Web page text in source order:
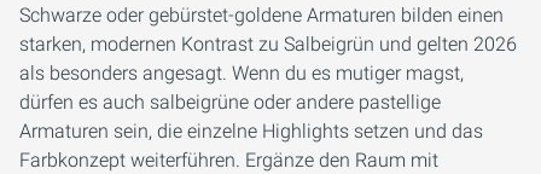
Schwarze oder gebürstet-goldene Armaturen bilden einen
starken, modernen Kontrast zu Salbeigrün und gelten 2026
als besonders angesagt. Wenn du es mutiger magst,
dürfen es auch salbeigrüne oder andere pastellige
Armaturen sein, die einzelne Highlights setzen und das
Farbkonzept weiterführen. Ergänze den Raum mit